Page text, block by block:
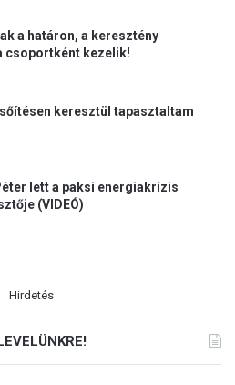
a határon, a keresztény
csoportként kezelik!
keresztül tapasztaltam
lett a paksi energiakrízis
(VIDEÓ)
Hirdetés